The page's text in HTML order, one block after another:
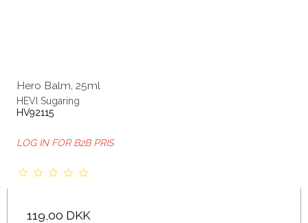
Hero Balm, 25ml
HEVI Sugaring
HV92115
LOG IN FOR B2B PRIS
119,00 DKK